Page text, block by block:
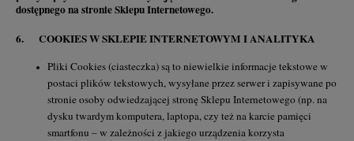
dostępnego na stronie Sklepu Internetowego.
6. COOKIES W SKLEPIE INTERNETOWYM I ANALITYKA
Pliki Cookies (ciasteczka) są to niewielkie informacje tekstowe w
postaci plików tekstowych, wysyłane przez serwer i zapisywane po
stronie osoby odwiedzającej stronę Sklepu Internetowego (np. na
dysku twardym komputera, laptopa, czy też na karcie pamięci
smartfonu – w zależności z jakiego urządzenia korzysta